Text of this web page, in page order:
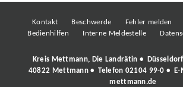
Kontakt Beschwerde Fehler melden
Bedienhilfen
Interne Meldestelle
Kreis Mettmann, Die Landrätin •
40822 Mettmann • Telefon 02104 99-0 • E-
mettmann.de